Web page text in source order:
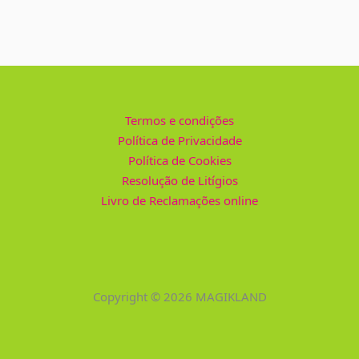
Termos e condições
Política de Privacidade
Política de Cookies
Resolução de Litígios
Livro de Reclamações online
Copyright © 2026 MAGIKLAND